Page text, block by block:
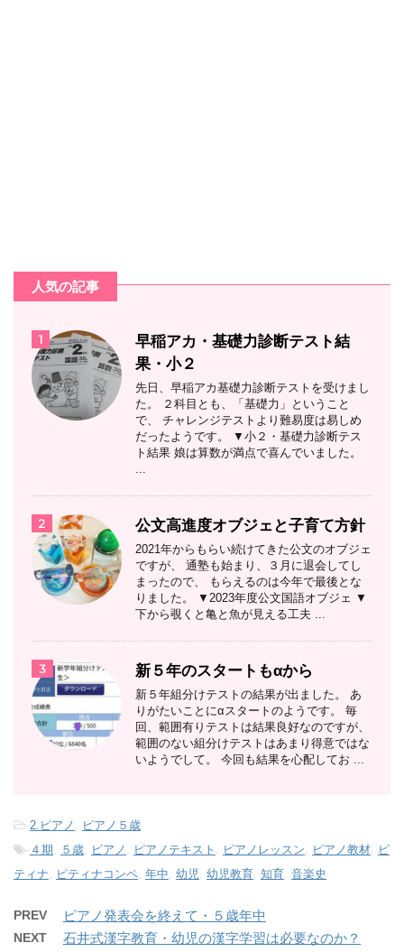
人気の記事
1
早稲アカ・基礎力診断テスト結
果・小２
先日、早稲アカ基礎力診断テストを受けまし
た。 ２科目とも、「基礎力」ということ
で、 チャレンジテストより難易度は易しめ
だったようです。 ▼小２・基礎力診断テス
ト結果 娘は算数が満点で喜んでいました。
...
2 公文高進度オブジェと子育て方針
2021年からもらい続けてきた公文のオブジェ
ですが、 通塾も始まり、３月に退会してし
まったので、 もらえるのは今年で最後とな
りました。 ▼2023年度公文国語オブジェ ▼
下から覗くと亀と魚が見える工夫 ...
3 新５年のスタートもαから
新５年組分けテストの結果が出ました。 あ
りがたいことにαスタートのようです。 毎
回、範囲有りテストは結果良好なのですが、
範囲のない組分けテストはあまり得意ではな
いようでして。 今回も結果を心配してお ...
-2.ピアノ , ピアノ５歳
- ４期, ５歳, ピアノ , ピアノテキスト , ピアノレッスン, ピアノ教材, ピ
ティナ, ピティナコンペ, 年中, 幼児, 幼児教育, 知育, 音楽史
PREV ピアノ発表会を終えて・５歳年中
NEXT 石井式漢字教育・幼児の漢字学習は必要なのか？